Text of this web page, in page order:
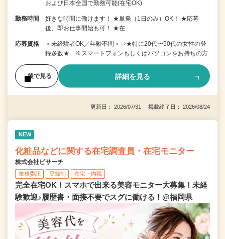
および日本全国で勤務可能(在宅OK)
勤務時間
好きな時間に働けます！ ★単発（1日のみ）OK！ ★応募
後、即お仕事開始も可！ ★在…
応募資格
＜未経験者OK／年齢不問＞⇒★特に20代〜50代の女性の登
録多数★ ※スマートフォンもしくはパソコンをお持ちの方
後で見る 詳細を見る
更新日： 2026/07/31 掲載終了日： 2026/08/24
NEW
化粧品などに関する在宅調査員・在宅モニター
株式会社ビサーチ
業務委託 登録制 在宅・内職
完全在宅OK！スマホで出来る美容モニター大募集！未経
験歓迎♪履歴書・面接不要でスグに働ける！@福岡県